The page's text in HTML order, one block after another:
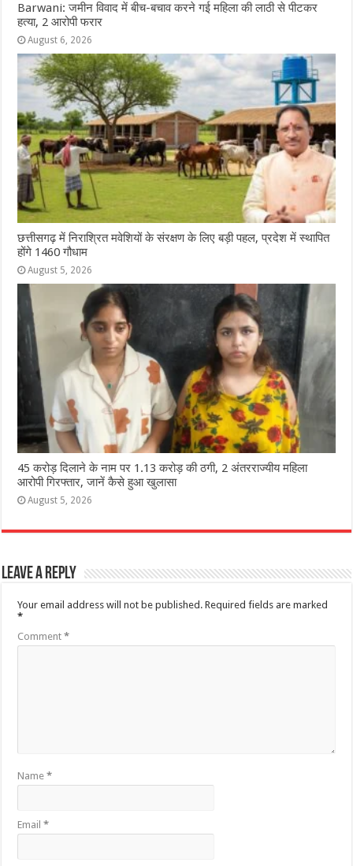
Barwani: जमीन विवाद में बीच-बचाव करने गई महिला की लाठी से पीटकर
हत्या, 2 आरोपी फरार
August 6, 2026
छत्तीसगढ़ में निराश्रित मवेशियों के संरक्षण के लिए बड़ी पहल, प्रदेश में स्थापित
होंगे 1460 गौधाम
August 5, 2026
45 करोड़ दिलाने के नाम पर 1.13 करोड़ की ठगी, 2 अंतरराज्यीय महिला
आरोपी गिरफ्तार, जानें कैसे हुआ खुलासा
August 5, 2026
Leave a Reply
Your email address will not be published. Required fields are marked
*
Comment*
Name*
Email*